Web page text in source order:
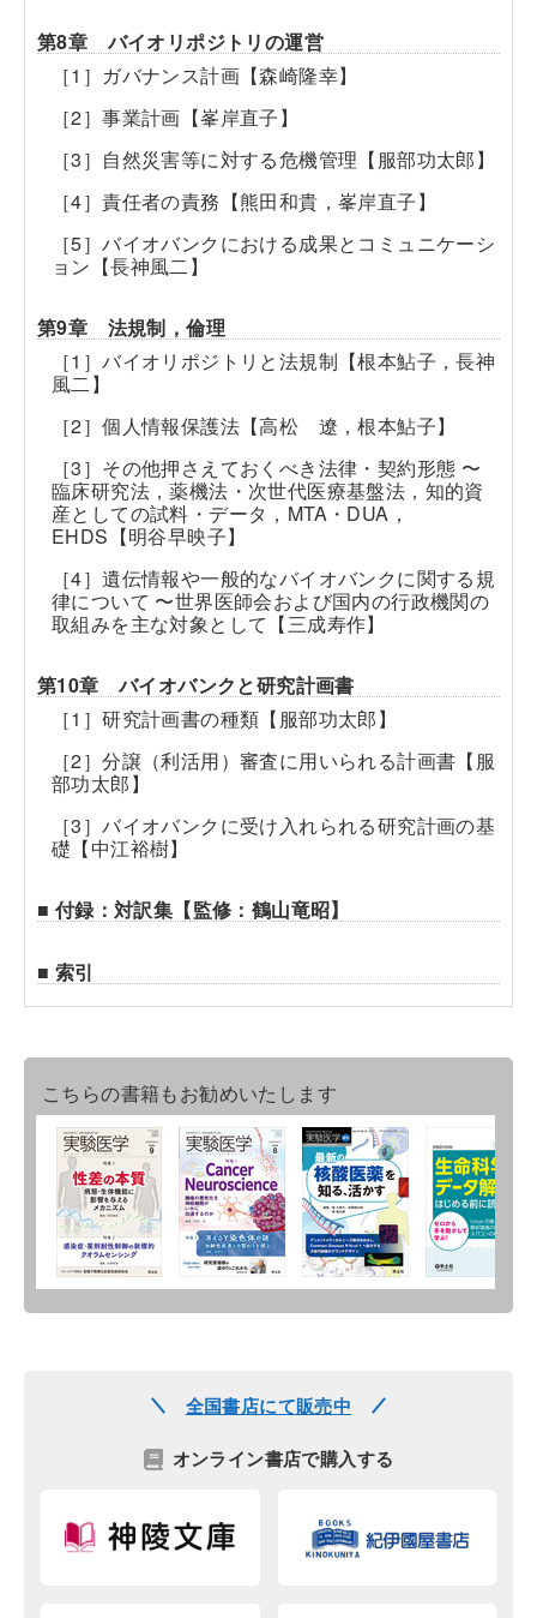
第8章 バイオリポジトリの運営
［1］ガバナンス計画【森崎隆幸】
［2］事業計画【峯岸直子】
［3］自然災害等に対する危機管理【服部功太郎】
［4］責任者の責務【熊田和貴，峯岸直子】
［5］バイオバンクにおける成果とコミュニケーシ
ョン【長神風二】
第9章 法規制，倫理
［1］バイオリポジトリと法規制【根本鮎子，長神
風二】
［2］個人情報保護法【高松 遼，根本鮎子】
［3］その他押さえておくべき法律・契約形態 〜
臨床研究法，薬機法・次世代医療基盤法，知的資
産としての試料・データ，MTA・DUA，
EHDS【明谷早映子】
［4］遺伝情報や一般的なバイオバンクに関する規
律について 〜世界医師会および国内の行政機関の
取組みを主な対象として【三成寿作】
第10章 バイオバンクと研究計画書
［1］研究計画書の種類【服部功太郎】
［2］分譲（利活用）審査に用いられる計画書【服
部功太郎】
［3］バイオバンクに受け入れられる研究計画の基
礎【中江裕樹】
■ 付録：対訳集【監修：鶴山竜昭】
■ 索引
こちらの書籍もお勧めいたします
全国書店にて販売中
オンライン書店で購入する